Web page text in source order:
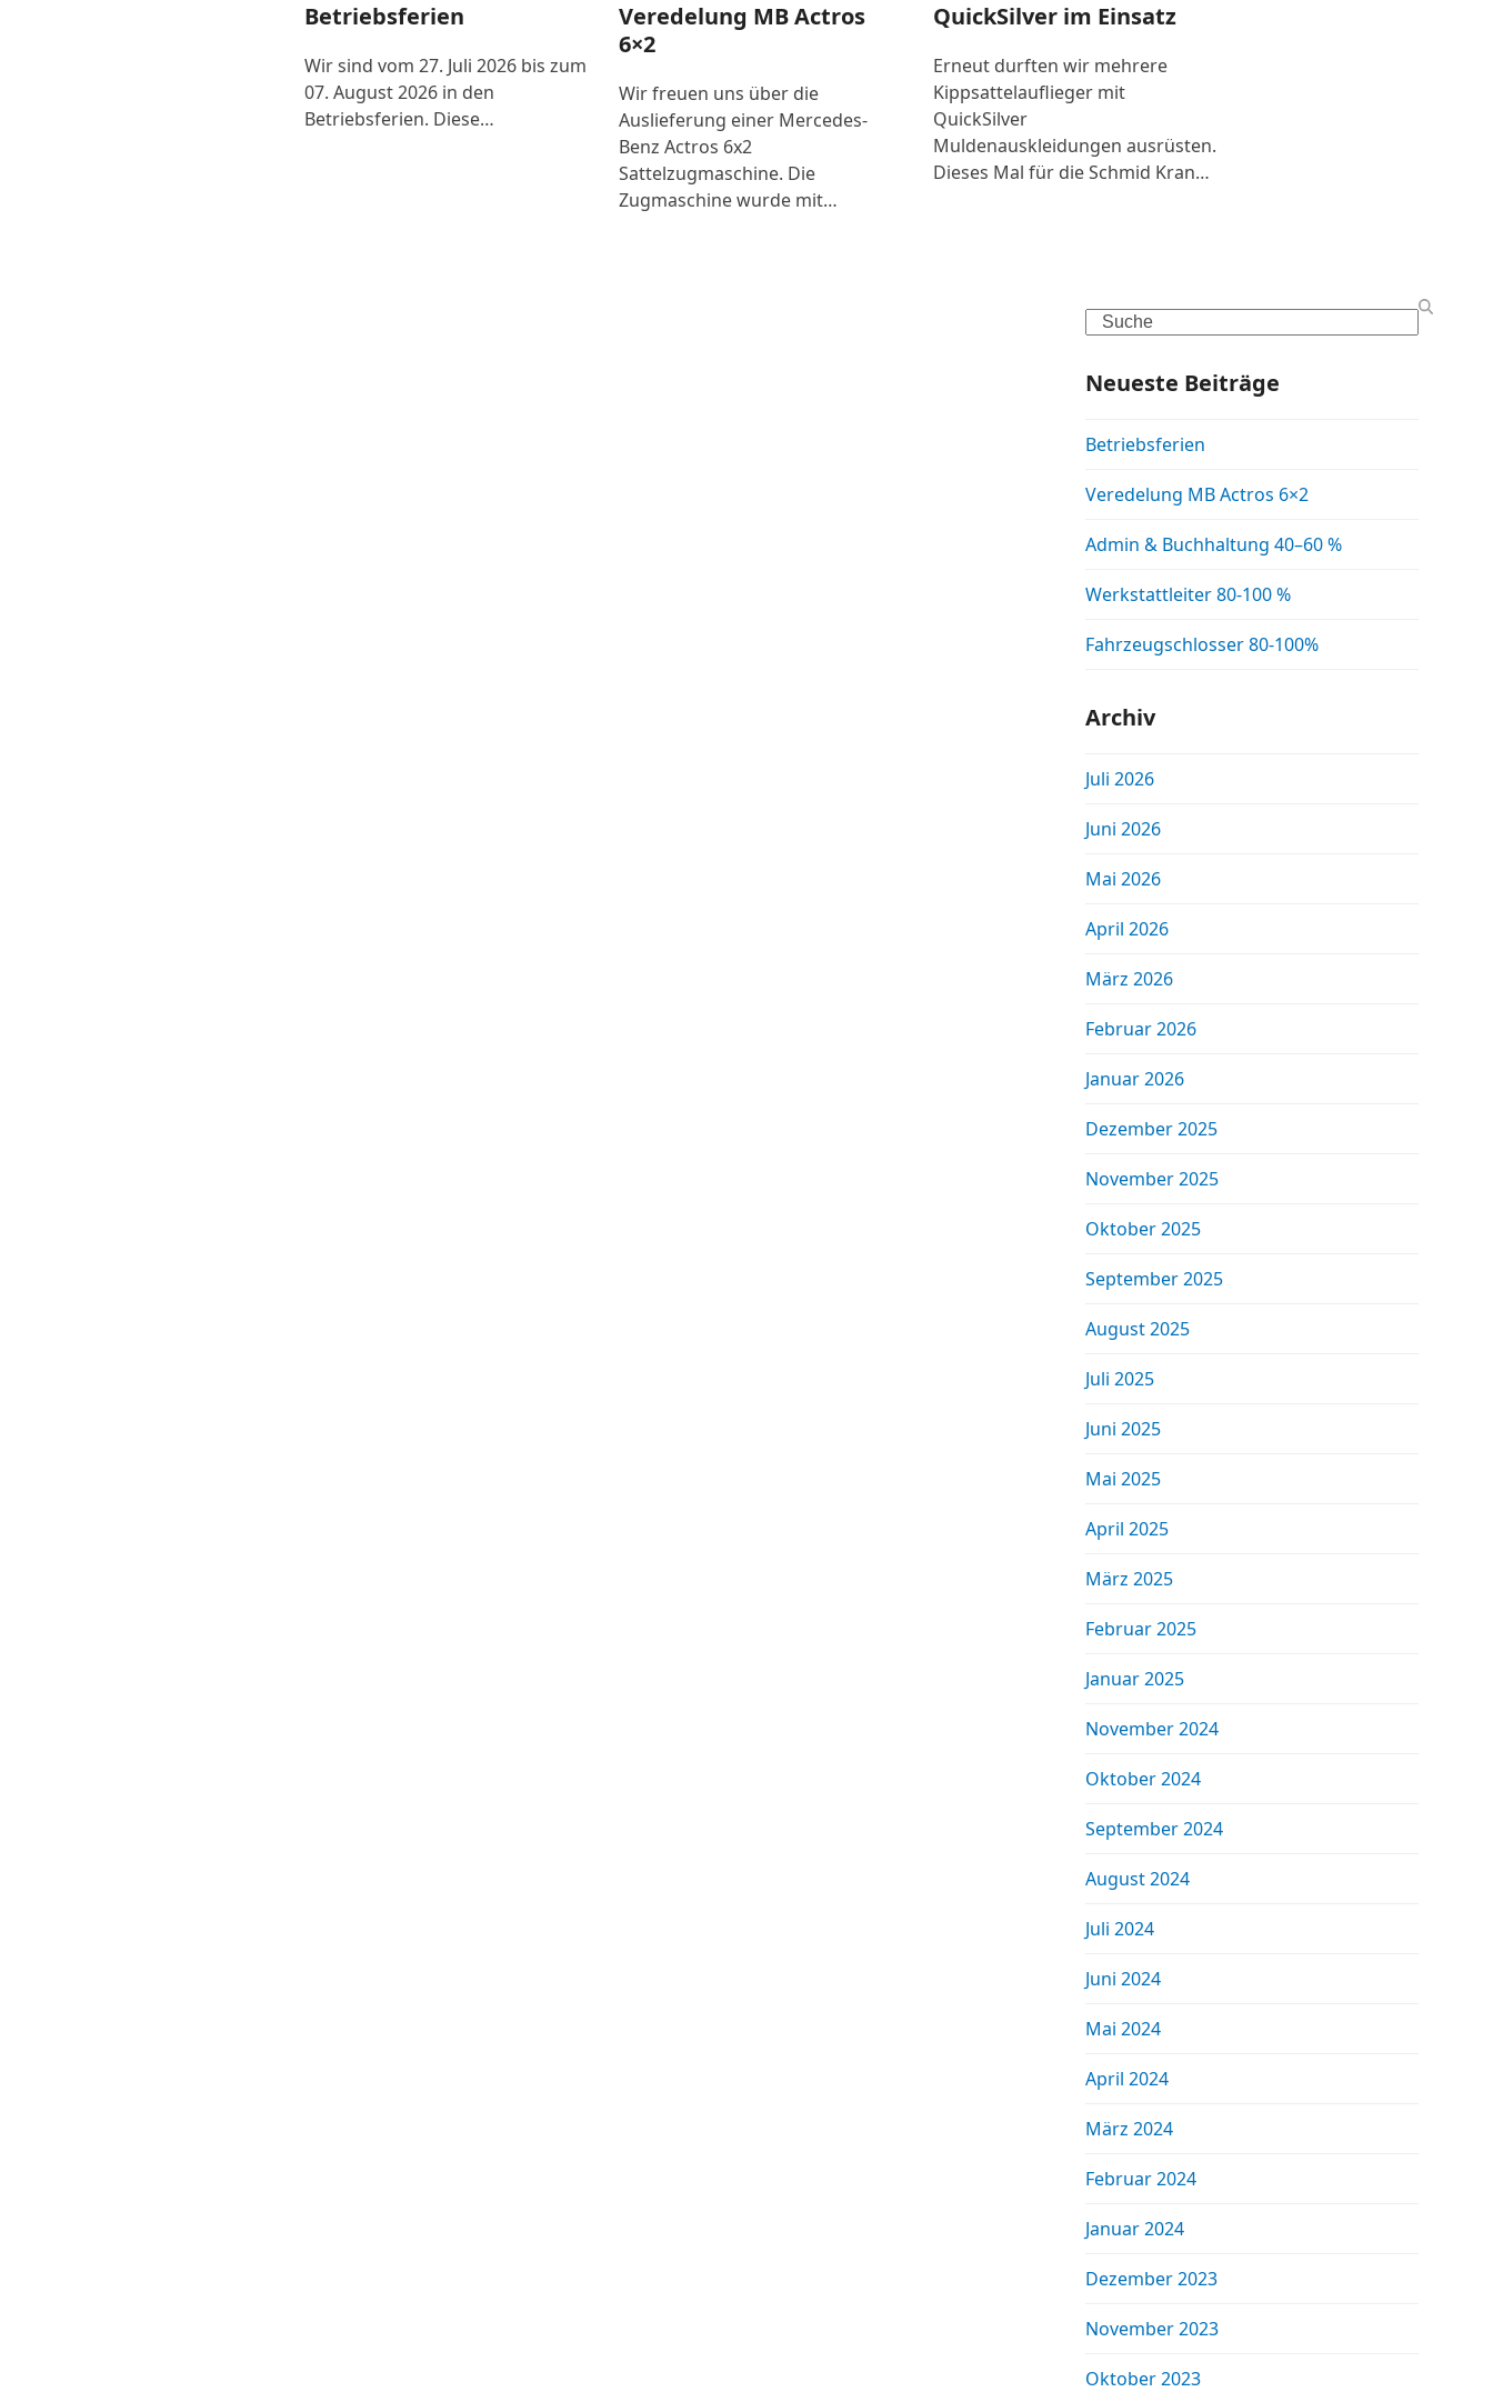
Betriebsferien
Wir sind vom 27. Juli 2026 bis zum
07. August 2026 in den
Betriebsferien. Diese…
Veredelung MB Actros
6×2
Wir freuen uns über die
Auslieferung einer Mercedes-
Benz Actros 6x2
Sattelzugmaschine. Die
Zugmaschine wurde mit…
QuickSilver im Einsatz
Erneut durften wir mehrere
Kippsattelauflieger mit
QuickSilver
Muldenauskleidungen ausrüsten.
Dieses Mal für die Schmid Kran…
Search
Neueste Beiträge
Betriebsferien
Veredelung MB Actros 6×2
Admin & Buchhaltung 40–60 %
Werkstattleiter 80-100 %
Fahrzeugschlosser 80-100%
Archiv
Juli 2026
Juni 2026
Mai 2026
April 2026
März 2026
Februar 2026
Januar 2026
Dezember 2025
November 2025
Oktober 2025
September 2025
August 2025
Juli 2025
Juni 2025
Mai 2025
April 2025
März 2025
Februar 2025
Januar 2025
November 2024
Oktober 2024
September 2024
August 2024
Juli 2024
Juni 2024
Mai 2024
April 2024
März 2024
Februar 2024
Januar 2024
Dezember 2023
November 2023
Oktober 2023